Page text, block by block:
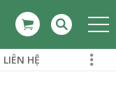
LIÊN HỆ